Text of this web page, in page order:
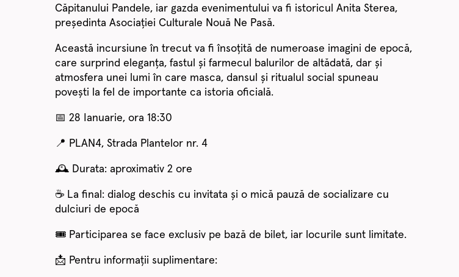
Căpitanului Pandele, iar gazda evenimentului va fi istoricul Anita Sterea,
președinta Asociației Culturale Nouă Ne Pasă.
Această incursiune în trecut va fi însoțită de numeroase imagini de epocă,
care surprind eleganța, fastul și farmecul balurilor de altădată, dar și
atmosfera unei lumi în care masca, dansul și ritualul social spuneau
povești la fel de importante ca istoria oficială.
📅 28 Ianuarie, ora 18:30
📍 PLAN4, Strada Plantelor nr. 4
🕰️ Durata: aproximativ 2 ore
☕ La final: dialog deschis cu invitata și o mică pauză de socializare cu
dulciuri de epocă
🎟️ Participarea se face exclusiv pe bază de bilet, iar locurile sunt limitate.
📩 Pentru informații suplimentare: